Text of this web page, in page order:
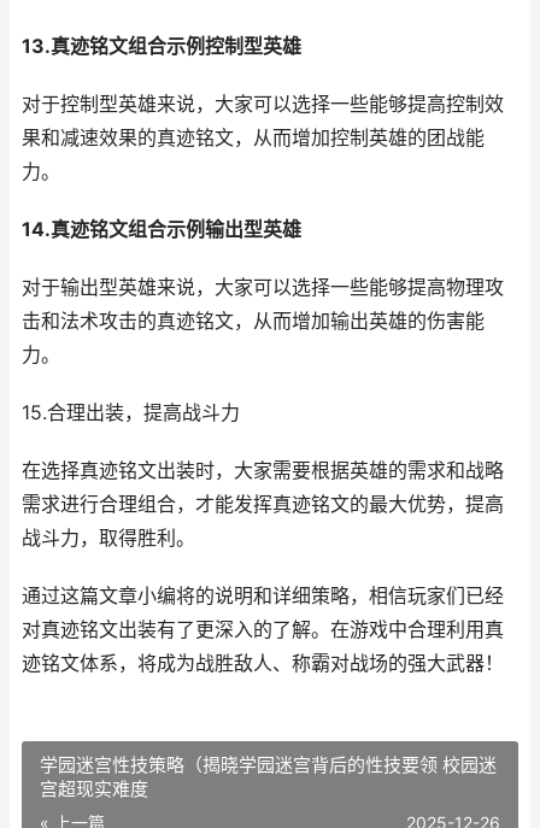
13.真迹铭文组合示例控制型英雄
对于控制型英雄来说，大家可以选择一些能够提高控制效
果和减速效果的真迹铭文，从而增加控制英雄的团战能
力。
14.真迹铭文组合示例输出型英雄
对于输出型英雄来说，大家可以选择一些能够提高物理攻
击和法术攻击的真迹铭文，从而增加输出英雄的伤害能
力。
15.合理出装，提高战斗力
在选择真迹铭文出装时，大家需要根据英雄的需求和战略
需求进行合理组合，才能发挥真迹铭文的最大优势，提高
战斗力，取得胜利。
通过这篇文章小编将的说明和详细策略，相信玩家们已经
对真迹铭文出装有了更深入的了解。在游戏中合理利用真
迹铭文体系，将成为战胜敌人、称霸对战场的强大武器！
学园迷宫性技策略（揭晓学园迷宫背后的性技要领 校园迷
宫超现实难度
« 上一篇 2025-12-26